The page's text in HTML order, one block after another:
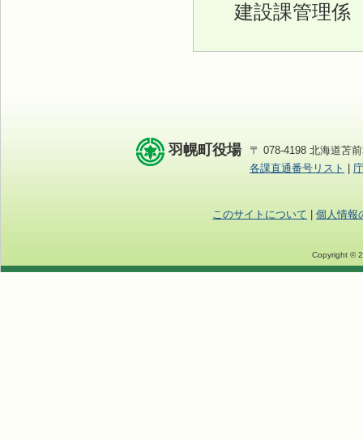
建設課管理係
羽幌町役場
〒 078-4198 北海道苫
各課直通番号リスト
このサイトについて 個人情報
Copyright ©